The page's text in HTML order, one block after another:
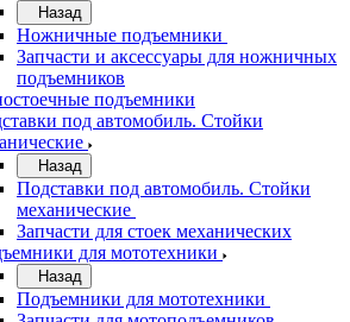
Назад
Ножничные подъемники
Запчасти и аксессуары для ножничных
подъемников
подъемники
под автомобиль. Стойки
Назад
Подставки под автомобиль. Стойки
механические
Запчасти для стоек механических
для мототехники
Назад
Подъемники для мототехники